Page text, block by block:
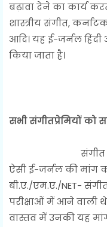
बढ़ावा देने का कार्य
शास्त्रीय संगीत,
आदि। यह ई-जर्नल
किया जाता है।
सभी संगीतप्रेमियों को
संगीत का
ऐसी ई-जर्नल की मांग
बी.ए./एम.ए./NET-
परीक्षाओं में आने वाली
वास्तव में उनकी यह